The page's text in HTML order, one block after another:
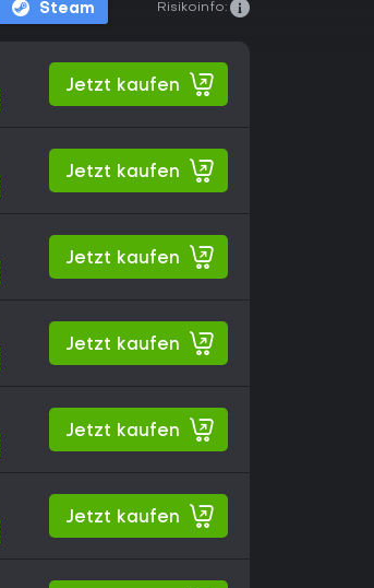
Steam Risikoinfo:
Jetzt kaufen
Jetzt kaufen
Jetzt kaufen
Jetzt kaufen
Jetzt kaufen
Jetzt kaufen